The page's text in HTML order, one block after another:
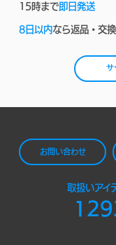
15時まで即日発送
8日以内なら返品・交
サ
お問い合わせ
取扱いアイ